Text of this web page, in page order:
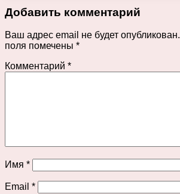
Добавить комментарий
Ваш адрес email не будет опубликован.
поля помечены *
Комментарий *
Имя *
Email *